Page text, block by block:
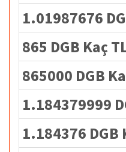
1.01987676
865 DGB Kaç
865000 DGB
1.184379999
1.184376 DGB